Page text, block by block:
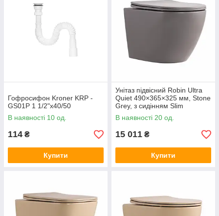
Гофросифон Kroner KRP -
GS01P 1 1/2"х40/50
В наявності 10 од.
114 ₴
Купити
Унітаз підвісний Robin Ultra
Quiet 490×365×325 мм, Stone
Grey, з сидінням Slim
Duroplast / Soft-close / Quick
Release
В наявності 20 од.
15 011 ₴
Купити